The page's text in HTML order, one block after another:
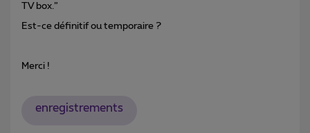
TV box.”
Est-ce définitif ou temporaire ?
Merci !
enregistrements